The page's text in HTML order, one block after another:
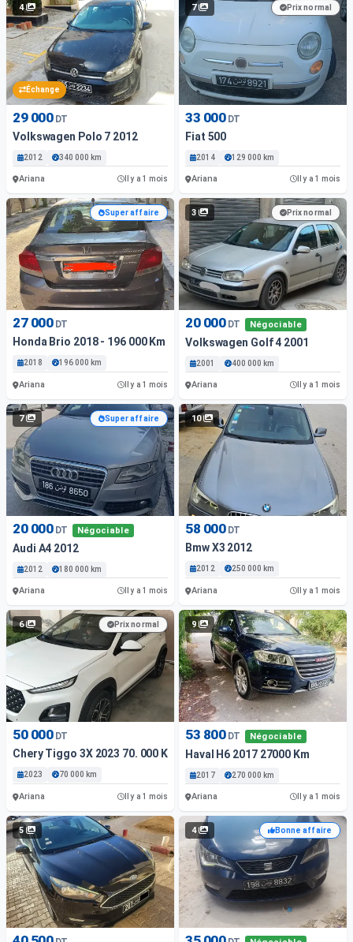
4
Échange
29 000 DT
Volkswagen Polo 7 2012
2012 340 000 km
Ariana Il y a 1 mois
7 Prix normal
33 000 DT
Fiat 500
2014 129 000 km
Ariana Il y a 1 mois
Super affaire
27 000 DT
Honda Brio 2018 - 196 000 Km - Essence
2018 196 000 km
Ariana Il y a 1 mois
3 Prix normal
20 000 DT Négociable
Volkswagen Golf 4 2001
2001 400 000 km
Ariana Il y a 1 mois
7 Super affaire
20 000 DT Négociable
Audi A4 2012
2012 180 000 km
Ariana Il y a 1 mois
10
58 000 DT
Bmw X3 2012
2012 250 000 km
Ariana Il y a 1 mois
6 Prix normal
50 000 DT
Chery Tiggo 3X 2023 70. 000 Km
2023 70 000 km
Ariana Il y a 1 mois
9
53 800 DT Négociable
Haval H6 2017 27000 Km
2017 270 000 km
Ariana Il y a 1 mois
5 4 Bonne affaire